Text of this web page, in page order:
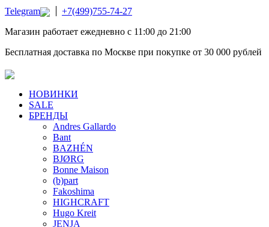
Telegram
+7(499)755-74-27
Магазин работает ежедневно с 11:00 до 21:00
Бесплатная доставка по Москве при покупке от 30 000 рублей
НОВИНКИ
SALE
БРЕНДЫ
Andres Gallardo
Bant
BAZHÉN
BJØRG
Bonne Maison
(b)part
Fakoshima
HIGHCRAFT
Hugo Kreit
JENJA